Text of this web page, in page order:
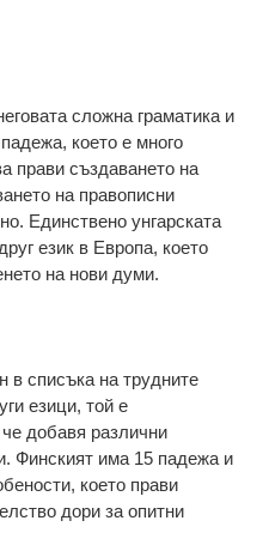
сложна граматика и
което е много
прави създаването на
на правописни
Единствено унгарската
език в Европа, което
на нови думи.
в списъка на трудните
езици, той е
добавя различни
Финският има 15 падежа и
което прави
дори за опитни